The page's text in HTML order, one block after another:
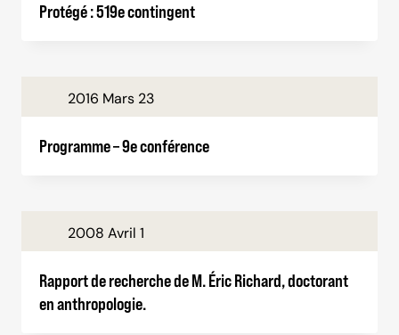
Protégé : 519e contingent
2016 Mars 23
Programme – 9e conférence
2008 Avril 1
Rapport de recherche de M. Éric Richard, doctorant
en anthropologie.